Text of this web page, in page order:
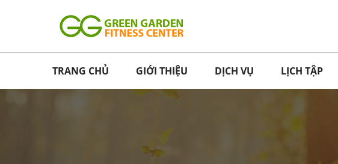
TRANG CHỦ GIỚI THIỆU DỊCH VỤ LỊCH TẬP